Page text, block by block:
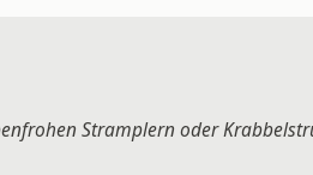
Stramplern oder